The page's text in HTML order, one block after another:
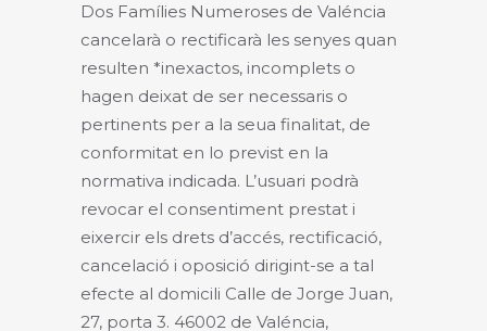
Dos Famílies Numeroses de Valéncia
cancelarà o rectificarà les senyes quan
resulten *inexactos, incomplets o
hagen deixat de ser necessaris o
pertinents per a la seua finalitat, de
conformitat en lo previst en la
normativa indicada. L’usuari podrà
revocar el consentiment prestat i
eixercir els drets d’accés, rectificació,
cancelació i oposició dirigint-se a tal
efecte al domicili Calle de Jorge Juan,
27, porta 3. 46002 de Valéncia,